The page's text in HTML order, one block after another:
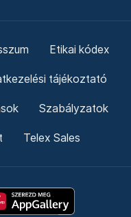
Etikai kódex
tájékoztató
Szabályzatok
Telex Sales